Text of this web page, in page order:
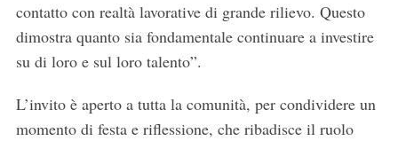
contatto con realtà lavorative di grande rilievo. Questo
dimostra quanto sia fondamentale continuare a investire
su di loro e sul loro talento”.
L’invito è aperto a tutta la comunità, per condividere un
momento di festa e riflessione, che ribadisce il ruolo